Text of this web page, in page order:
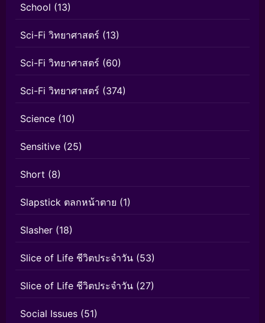
School (13)
Sci-Fi วิทยาศาสตร์ (13)
Sci-Fi วิทยาศาสตร์ (60)
Sci-Fi วิทยาศาสตร์ (374)
Science (10)
Sensitive (25)
Short (8)
Slapstick ตลกหน้าตาย (1)
Slasher (18)
Slice of Life ชีวิตประจำวัน (53)
Slice of Life ชีวิตประจำวัน (27)
Social Issues (51)